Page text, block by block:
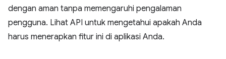
dengan aman tanpa memengaruhi pengalaman
pengguna. Lihat API untuk mengetahui apakah Anda
harus menerapkan fitur ini di aplikasi Anda.